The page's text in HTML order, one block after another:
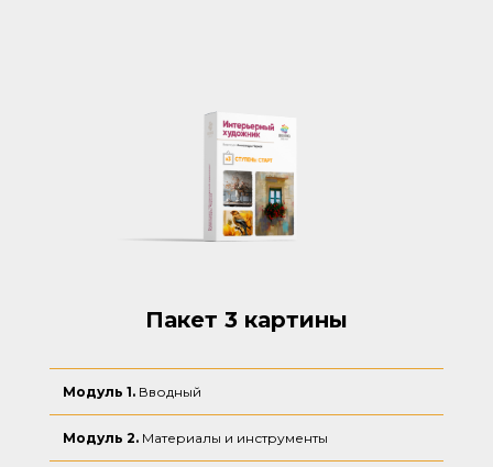
Пакет 3 картины
Модуль 1. Вводный
Модуль 2. Материалы и инструменты